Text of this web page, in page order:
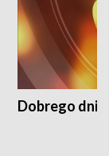
Dobrego dnia